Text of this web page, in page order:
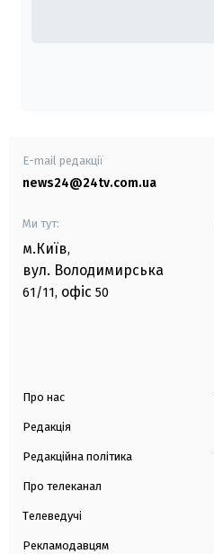
E-mail редакції
news24@24tv.com.ua
Ми тут:
м.Київ,
вул. Володимирська
61/11, офіс 50
Про нас
Редакція
Редакційна політика
Про телеканал
Телеведучі
Рекламодавцям